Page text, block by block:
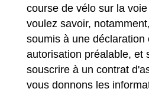
course de vélo sur la
voulez savoir,
soumis à une déclaration
autorisation préalable, et
souscrire à un contrat
vous donnons les